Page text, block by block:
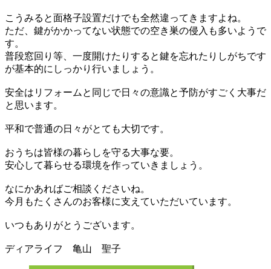
こうみると面格子設置だけでも全然違ってきますよね。
ただ、鍵がかかってない状態での空き巣の侵入も多いようで
す。
普段窓回り等、一度開けたりすると鍵を忘れたりしがちです
が基本的にしっかり行いましょう。
安全はリフォームと同じで日々の意識と予防がすごく大事だ
と思います。
平和で普通の日々がとても大切です。
おうちは皆様の暮らしを守る大事な要。
安心して暮らせる環境を作っていきましょう。
なにかあればご相談くださいね。
今月もたくさんのお客様に支えていただいています。
いつもありがとうございます。
ディアライフ 亀山 聖子